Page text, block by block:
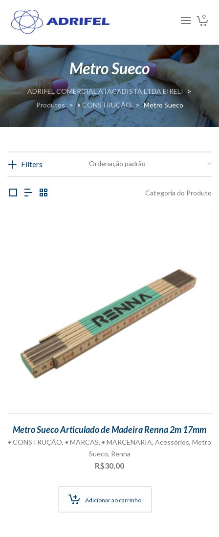
0
Metro Sueco
ADRIFEL COMERCIAL ATACADISTA LTDA EIRELI
>
Produtos > • CONSTRUÇÃO > Metro Sueco
Filters
Categoria do Produto
Metro Sueco Articulado de Madeira Renna 2m 17mm
• CONSTRUÇÃO, • MARCAS, • MARCENARIA, Acessórios, Metro
Sueco, Renna
R$30,00
Adicionar ao carrinho